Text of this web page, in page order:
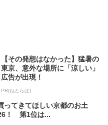
【その発想はなかった】猛暑の
東京、意外な場所に「涼しい」
広告が出現！
PR(ねとらぼ)
ってきてほしい京都のお土
！ 第1位は...